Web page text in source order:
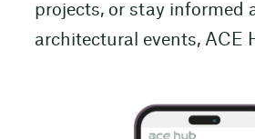
projects, or stay informed
architectural events, ACE